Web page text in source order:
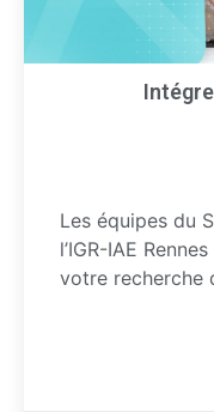
Les équipes du
l’IGR-IAE
votre recherche